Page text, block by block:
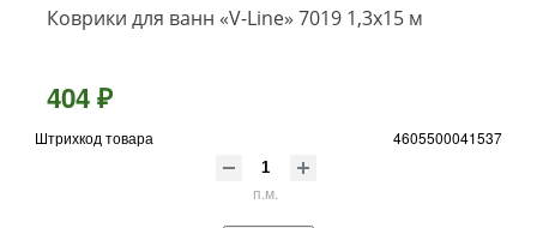
Коврики для ванн «V-Line» 7019 1,3x15 м
404 ₽
Штрихкод товара 4605500041537
п.м.